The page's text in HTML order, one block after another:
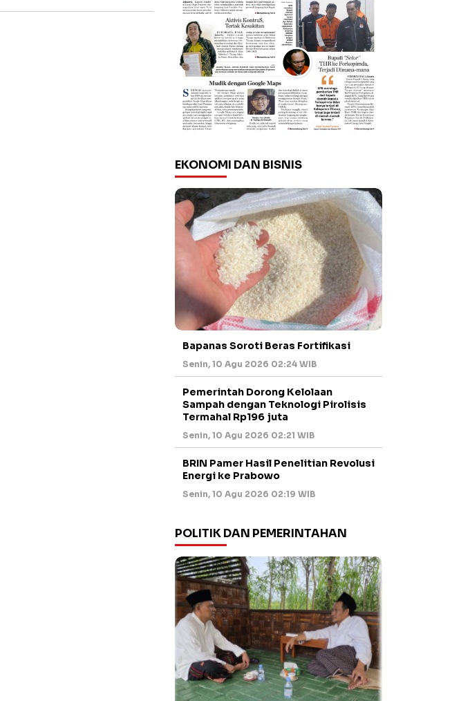
EKONOMI DAN BISNIS
Bapanas Soroti Beras Fortifikasi
Senin, 10 Agu 2026 02:24 WIB
Pemerintah Dorong Kelolaan
Sampah dengan Teknologi Pirolisis
Termahal Rp196 juta
Senin, 10 Agu 2026 02:21 WIB
BRIN Pamer Hasil Penelitian Revolusi
Energi ke Prabowo
Senin, 10 Agu 2026 02:19 WIB
POLITIK DAN PEMERINTAHAN